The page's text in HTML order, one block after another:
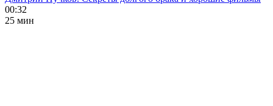
00:32
25 мин